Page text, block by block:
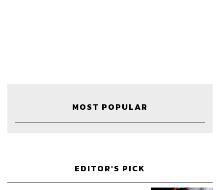
MOST POPULAR
EDITOR'S PICK